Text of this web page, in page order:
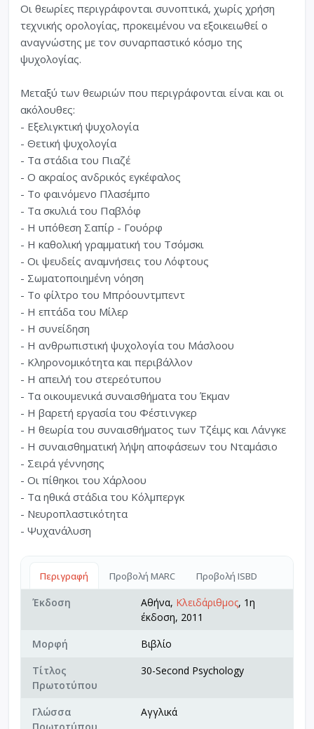
Οι θεωρίες περιγράφονται συνοπτικά, χωρίς χρήση
τεχνικής ορολογίας, προκειμένου να εξοικειωθεί ο
αναγνώστης με τον συναρπαστικό κόσμο της
ψυχολογίας.
Μεταξύ των θεωριών που περιγράφονται είναι και οι
ακόλουθες:
- Εξελιγκτική ψυχολογία
- Θετική ψυχολογία
- Τα στάδια του Πιαζέ
- Ο ακραίος ανδρικός εγκέφαλος
- Το φαινόμενο Πλασέμπο
- Τα σκυλιά του Παβλόφ
- Η υπόθεση Σαπίρ - Γουόρφ
- Η καθολική γραμματική του Τσόμσκι
- Οι ψευδείς αναμνήσεις του Λόφτους
- Σωματοποιημένη νόηση
- Το φίλτρο του Μπρόουντμπεντ
- Η επτάδα του Μίλερ
- Η συνείδηση
- Η ανθρωπιστική ψυχολογία του Μάσλοου
- Κληρονομικότητα και περιβάλλον
- Η απειλή του στερεότυπου
- Τα οικουμενικά συναισθήματα του Έκμαν
- Η βαρετή εργασία του Φέστινγκερ
- Η θεωρία του συναισθήματος των Τζέιμς και Λάνγκε
- Η συναισθηματική λήψη αποφάσεων του Νταμάσιο
- Σειρά γέννησης
- Οι πίθηκοι του Χάρλοου
- Τα ηθικά στάδια του Κόλμπεργκ
- Νευροπλαστικότητα
- Ψυχανάλυση
Περιγραφή Προβολή MARC Προβολή ISBD
Έκδοση Αθήνα, Κλειδάριθμος, 1η
έκδοση, 2011
Μορφή
Βιβλίο
Τίτλος
Πρωτοτύπου
30-Second Psychology
Γλώσσα
Πρωτοτύπου
Αγγλικά